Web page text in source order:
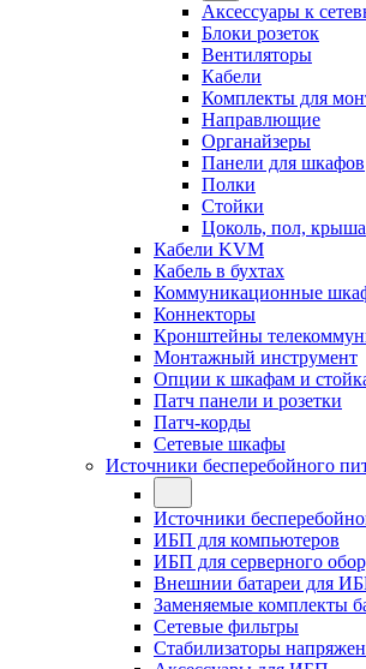
Аксессуары к
Блоки розеток
Вентиляторы
Кабели
Комплекты для
Направлющие
Органайзеры
Панели для шкафов
Полки
Стойки
Цоколь, пол, крыша
Кабели KVM
Кабель в бухтах
Коммуникационные
Коннекторы
Кронштейны
Монтажный инструмент
Опции к шкафам и
Патч панели и розетки
Патч-корды
Сетевые шкафы
Источники бесперебойного
Источники
ИБП для компьютеров
ИБП для серверного
Внешнии батареи для
Заменяемые комплекты
Сетевые фильтры
Стабилизаторы